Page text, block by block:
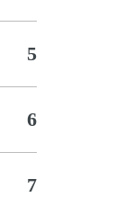
5
6
7